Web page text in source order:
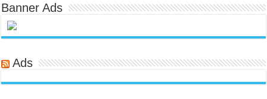
Banner Ads
Ads